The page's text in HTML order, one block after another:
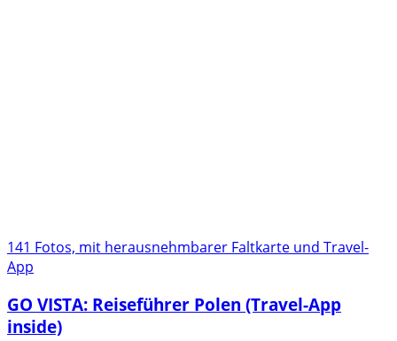
141 Fotos, mit herausnehmbarer Faltkarte und Travel-
App
GO VISTA: Reiseführer Polen (Travel-App
inside)